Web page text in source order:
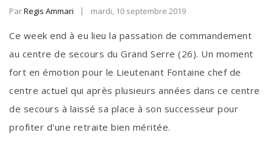
ParRegis Ammari mardi, 10 septembre 2019
Ce week end à eu lieu la passation de commandement
au centre de secours du Grand Serre (26). Un moment
fort en émotion pour le Lieutenant Fontaine chef de
centre actuel qui après plusieurs années dans ce centre
de secours à laissé sa place à son successeur pour
profiter d'une retraite bien méritée.